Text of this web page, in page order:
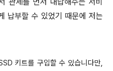
납부할 수 있었기 때문에 저는
키트를 구입할 수 있습니다만,